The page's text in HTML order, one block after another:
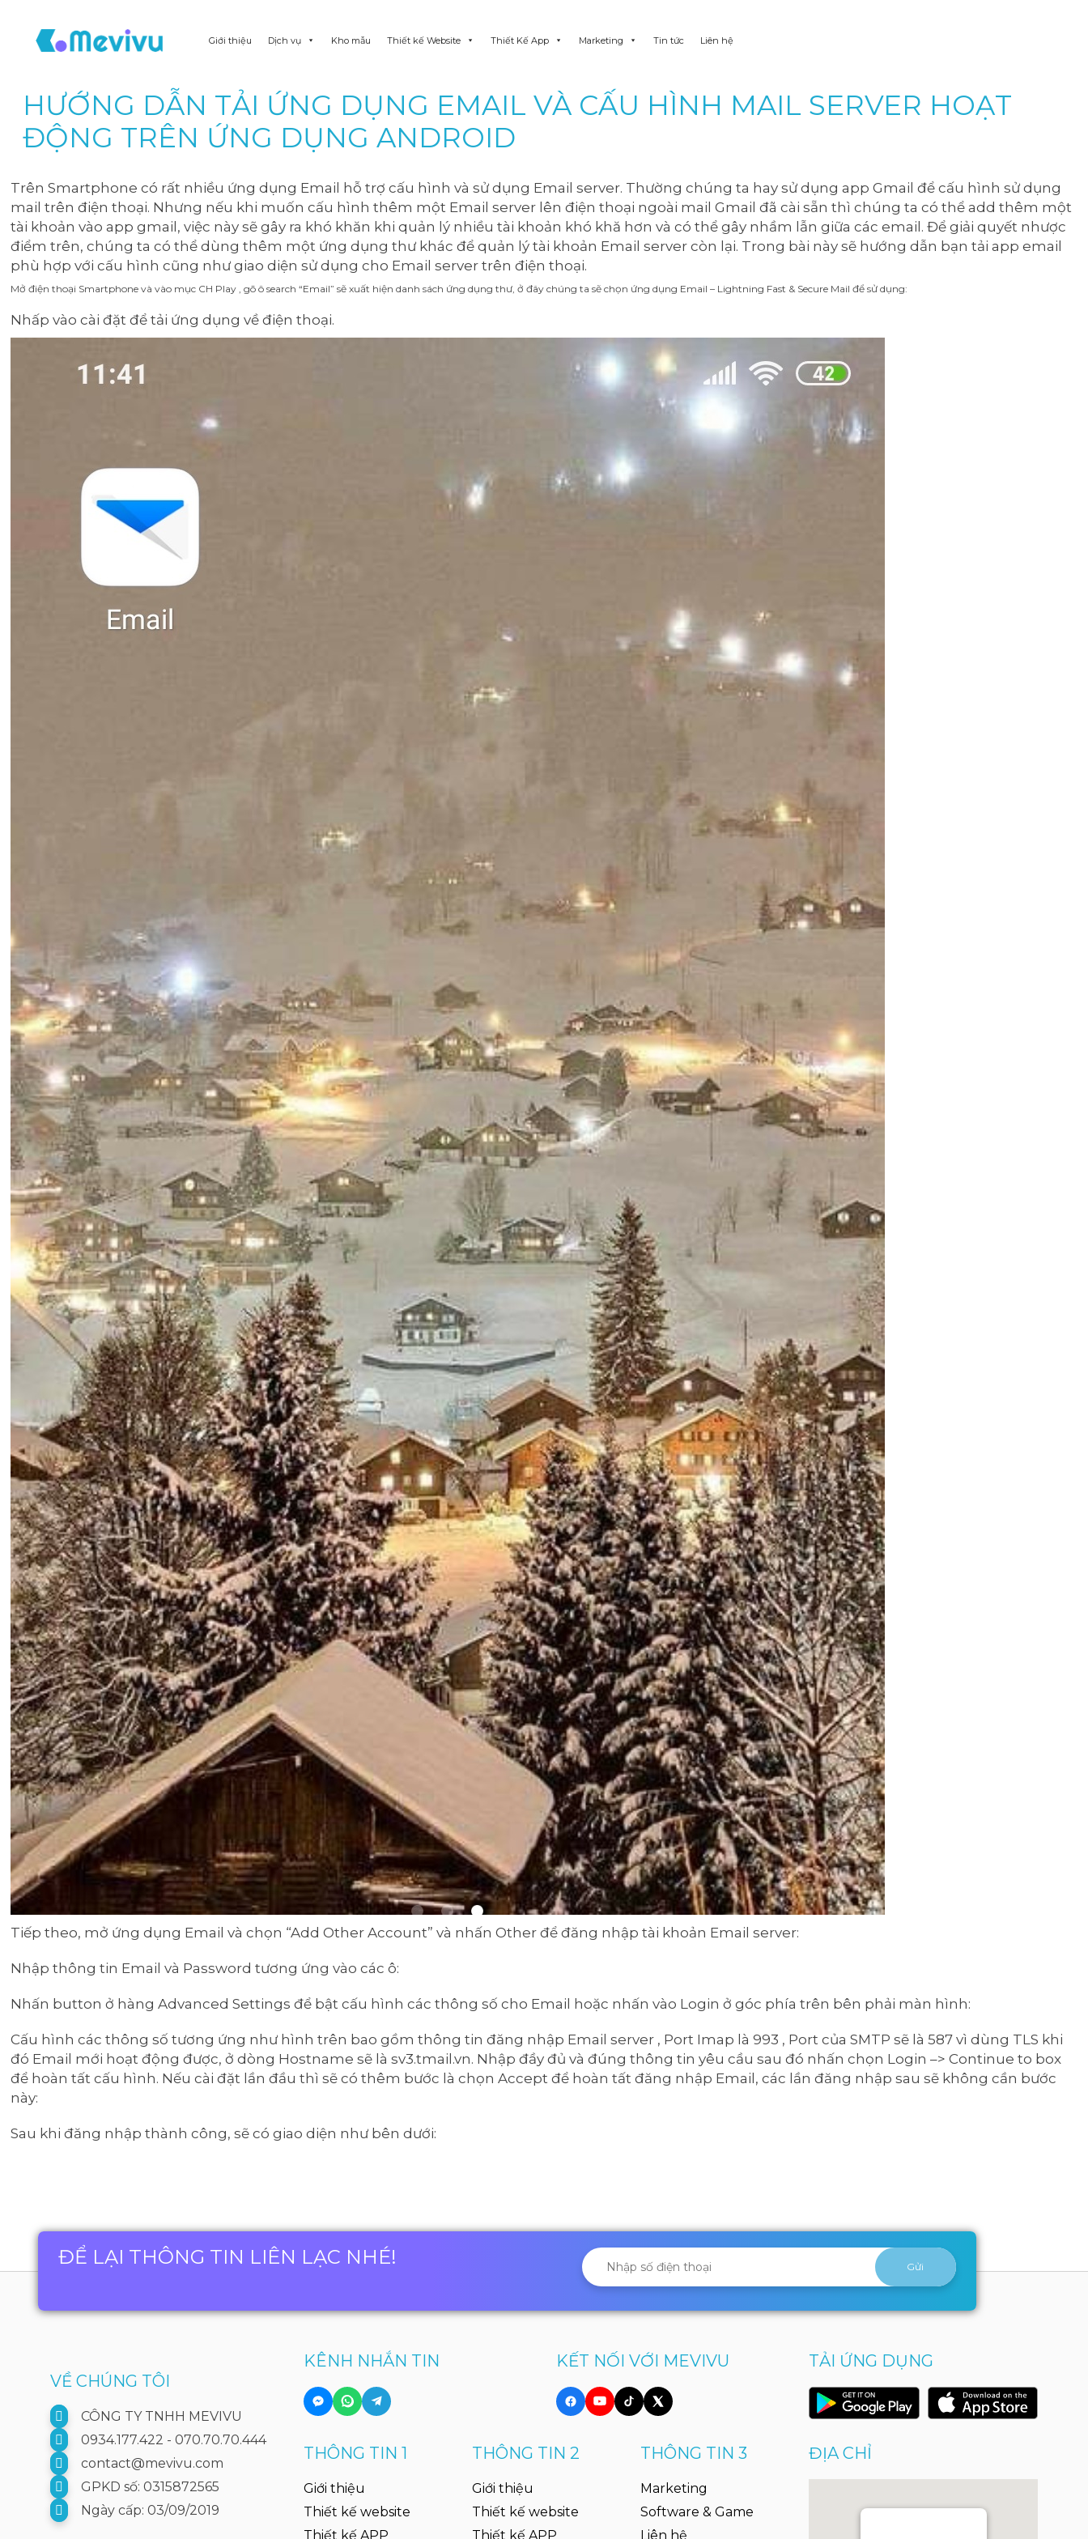
Giới thiệu Dịch vụ Kho mẫu Thiết kế Website Thiết Kế App Marketing Tin tức Liên hệ
HƯỚNG DẪN TẢI ỨNG DỤNG EMAIL VÀ CẤU HÌNH MAIL SERVER HOẠT
ĐỘNG TRÊN ỨNG DỤNG ANDROID
Trên Smartphone có rất nhiều ứng dụng Email hỗ trợ cấu hình và sử dụng Email server. Thường chúng ta hay sử dụng app Gmail để cấu hình sử dụng
mail trên điện thoại. Nhưng nếu khi muốn cấu hình thêm một Email server lên điện thoại ngoài mail Gmail đã cài sẵn thì chúng ta có thể add thêm một
tài khoản vào app gmail, việc này sẽ gây ra khó khăn khi quản lý nhiều tài khoản khó khă hơn và có thể gây nhầm lẫn giữa các email. Để giải quyết nhược
điểm trên, chúng ta có thể dùng thêm một ứng dụng thư khác để quản lý tài khoản Email server còn lại. Trong bài này sẽ hướng dẫn bạn tải app email
phù hợp với cấu hình cũng như giao diện sử dụng cho Email server trên điện thoại.
Mở điện thoại Smartphone và vào mục CH Play , gõ ô search “Email” sẽ xuất hiện danh sách ứng dụng thư, ở đây chúng ta sẽ chọn ứng dụng Email – Lightning Fast & Secure Mail để sử dụng:
Nhấp vào cài đặt để tải ứng dụng về điện thoại.
Tiếp theo, mở ứng dụng Email và chọn “Add Other Account” và nhấn Other để đăng nhập tài khoản Email server:
Nhập thông tin Email và Password tương ứng vào các ô:
Nhấn button ở hàng Advanced Settings để bật cấu hình các thông số cho Email hoặc nhấn vào Login ở góc phía trên bên phải màn hình:
Cấu hình các thông số tương ứng như hình trên bao gồm thông tin đăng nhập Email server , Port Imap là 993 , Port của SMTP sẽ là 587 vì dùng TLS khi
đó Email mới hoạt động được, ở dòng Hostname sẽ là sv3.tmail.vn. Nhập đầy đủ và đúng thông tin yêu cầu sau đó nhấn chọn Login –> Continue to box
để hoàn tất cấu hình. Nếu cài đặt lần đầu thì sẽ có thêm bước là chọn Accept để hoàn tất đăng nhập Email, các lần đăng nhập sau sẽ không cần bước
này:
Sau khi đăng nhập thành công, sẽ có giao diện như bên dưới:
ĐỂ LẠI THÔNG TIN LIÊN LẠC NHÉ!
VỀ CHÚNG TÔI
CÔNG TY TNHH MEVIVU
0934.177.422 - 070.70.70.444
contact@mevivu.com
GPKD số: 0315872565
Ngày cấp: 03/09/2019
KÊNH NHẮN TIN KẾT NỐI VỚI MEVIVU TẢI ỨNG DỤNG
THÔNG TIN 1
Giới thiệu
Thiết kế website
Thiết kế APP
THÔNG TIN 2
Giới thiệu
Thiết kế website
Thiết kế APP
THÔNG TIN 3
Marketing
Software & Game
Liên hệ
ĐỊA CHỈ